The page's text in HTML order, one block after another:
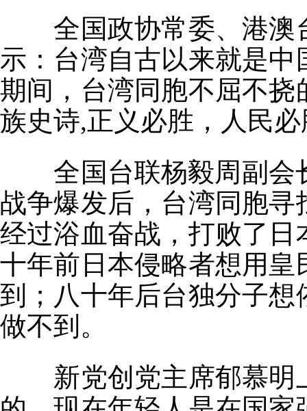
全国政协常委、港
示：台湾自古以来就是
期间，台湾同胞不屈不
族史诗,正义必胜，人民
全国台联杨毅周副会
战争爆发后，台湾同胞
经过浴血奋战，打败了
十年前日本侵略者想用
到；八十年后台独分子
做不到。
新党创党主席郁慕